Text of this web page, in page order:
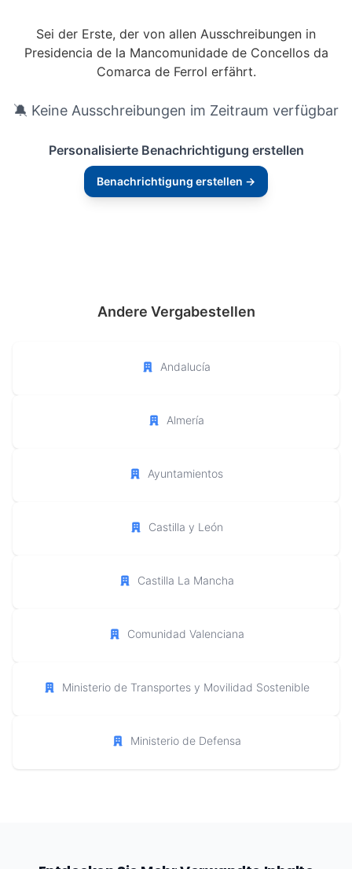
Sei der Erste, der von allen Ausschreibungen in
Presidencia de la Mancomunidade de Concellos da
Comarca de Ferrol erfährt.
🔕 Keine Ausschreibungen im Zeitraum verfügbar
Personalisierte Benachrichtigung erstellen
Benachrichtigung erstellen →
Andere Vergabestellen
Andalucía
Almería
Ayuntamientos
Castilla y León
Castilla La Mancha
Comunidad Valenciana
Ministerio de Transportes y Movilidad Sostenible
Ministerio de Defensa